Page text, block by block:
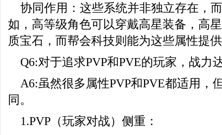
协同作用：这些系统并非独立存在，
如，高等级角色可以穿戴高星装备，高
质宝石，而帮会科技则能为这些属性提
Q6:对于追求PVP和PVE的玩家，战力
A6:虽然很多属性PVP和PVE都适用，
同。
1.PVP（玩家对战）侧重：